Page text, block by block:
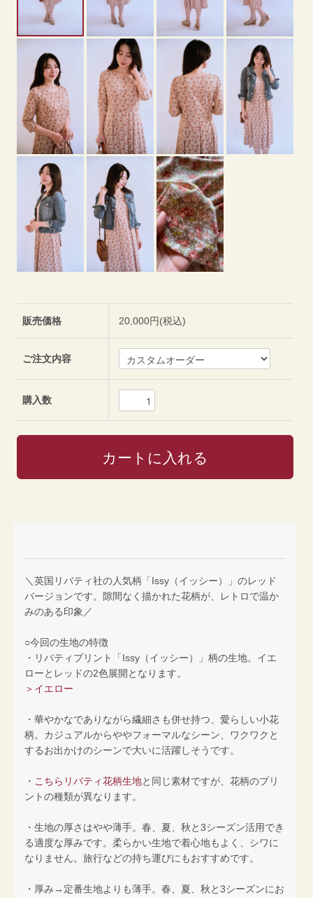
販売価格 20,000円(税込)
ご注文内容
購入数
＼英国リバティ社の人気柄「Issy（イッシー）」のレッド
バージョンです。隙間なく描かれた花柄が、レトロで温か
みのある印象／
○今回の生地の特徴
・リバティプリント「Issy（イッシー）」柄の生地。イエ
ローとレッドの2色展開となります。
＞イエロー
・華やかなでありながら繊細さも併せ持つ、愛らしい小花
柄。カジュアルからややフォーマルなシーン、ワクワクと
するお出かけのシーンで大いに活躍しそうです。
・ こちらリバティ花柄生地と同じ素材ですが、花柄のプリ
ントの種類が異なります。
・生地の厚さはやや薄手。春、夏、秋と3シーズン活用でき
る適度な厚みです。柔らかい生地で着心地もよく、シワに
なりません。旅行などの持ち運びにもおすすめです。
・厚み→定番生地よりも薄手。春、夏、秋と3シーズンにお